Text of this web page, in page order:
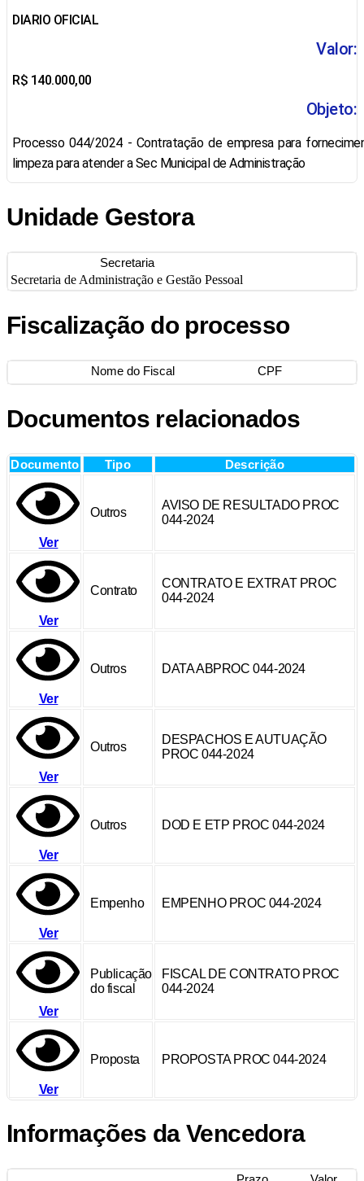
DIARIO OFICIAL
Valor:
R$ 140.000,00
Objeto:
Processo 044/2024 - Contratação de empresa para
limpeza para atender a Sec Municipal de Administração
Unidade Gestora
Secretaria
Secretaria de Administração e Gestão Pessoal
Fiscalização do processo
Nome do Fiscal CPF
Documentos relacionados
Documento Tipo Descrição
Ver
Outros
AVISO DE RESULTADO PROC
044-2024
Ver
Contrato
CONTRATO E EXTRAT PROC
044-2024
Ver
Outros DATA ABPROC 044-2024
Ver
Outros
DESPACHOS E AUTUAÇÃO
PROC 044-2024
Ver
Outros DOD E ETP PROC 044-2024
Ver
Empenho EMPENHO PROC 044-2024
Ver
Publicação
do fiscal
FISCAL DE CONTRATO PROC
044-2024
Ver
Proposta PROPOSTA PROC 044-2024
Informações da Vencedora